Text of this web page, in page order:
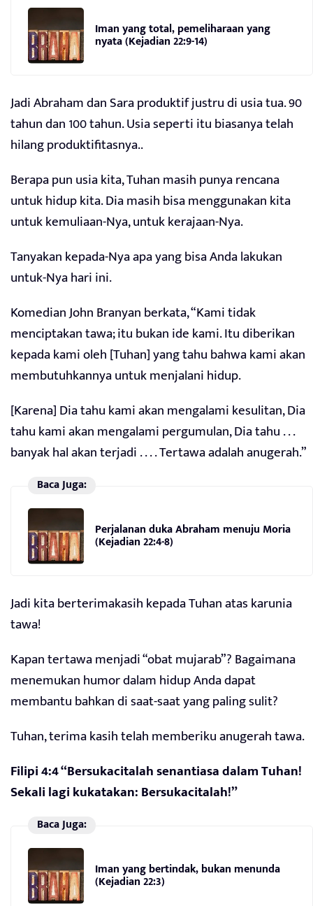
Iman yang total, pemeliharaan yang
nyata (Kejadian 22:9-14)
Jadi Abraham dan Sara produktif justru di usia tua. 90
tahun dan 100 tahun. Usia seperti itu biasanya telah
hilang produktifitasnya..
Berapa pun usia kita, Tuhan masih punya rencana
untuk hidup kita. Dia masih bisa menggunakan kita
untuk kemuliaan-Nya, untuk kerajaan-Nya.
Tanyakan kepada-Nya apa yang bisa Anda lakukan
untuk-Nya hari ini.
Komedian John Branyan berkata, “Kami tidak
menciptakan tawa; itu bukan ide kami. Itu diberikan
kepada kami oleh [Tuhan] yang tahu bahwa kami akan
membutuhkannya untuk menjalani hidup.
[Karena] Dia tahu kami akan mengalami kesulitan, Dia
tahu kami akan mengalami pergumulan, Dia tahu . . .
banyak hal akan terjadi . . . . Tertawa adalah anugerah.”
Baca Juga:
Perjalanan duka Abraham menuju Moria
(Kejadian 22:4-8)
Jadi kita berterimakasih kepada Tuhan atas karunia
tawa!
Kapan tertawa menjadi “obat mujarab”? Bagaimana
menemukan humor dalam hidup Anda dapat
membantu bahkan di saat-saat yang paling sulit?
Tuhan, terima kasih telah memberiku anugerah tawa.
Filipi 4:4 “Bersukacitalah senantiasa dalam Tuhan!
Sekali lagi kukatakan: Bersukacitalah!”
Baca Juga:
Iman yang bertindak, bukan menunda
(Kejadian 22:3)